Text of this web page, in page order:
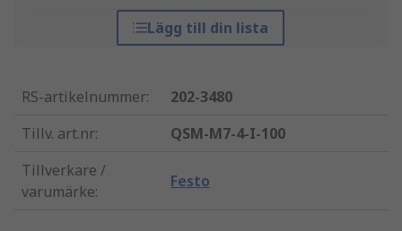
Lägg till din lista
RS-artikelnummer:
202-3480
Tillv. art.nr:
QSM-M7-4-I-100
Tillverkare /
varumärke:
Festo